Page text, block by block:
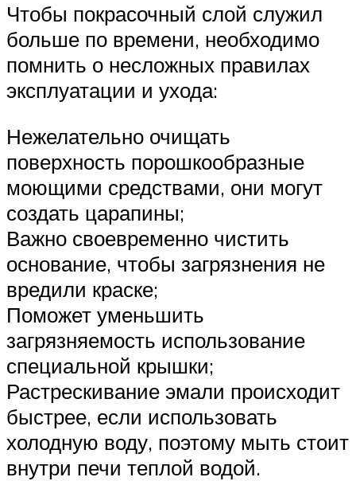
Чтобы покрасочный слой служил
больше по времени, необходимо
помнить о несложных правилах
эксплуатации и ухода:
Нежелательно очищать
поверхность порошкообразные
моющими средствами, они могут
создать царапины;
Важно своевременно чистить
основание, чтобы загрязнения не
вредили краске;
Поможет уменьшить
загрязняемость использование
специальной крышки;
Растрескивание эмали происходит
быстрее, если использовать
холодную воду, поэтому мыть стоит
внутри печи теплой водой.